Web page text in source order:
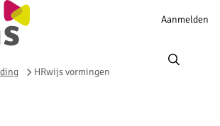
Account
Aanmelden
HRwijs vormingen